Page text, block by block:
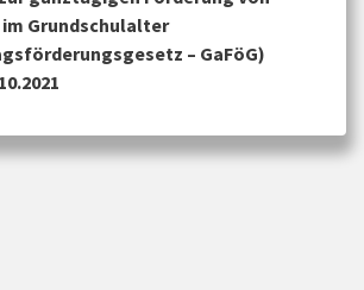
im Grundschulalter
– GaFöG)